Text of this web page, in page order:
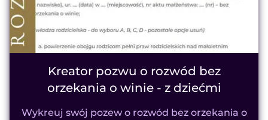
Kreator pozwu o rozwód bez
orzekania o winie - z dziećmi
Wykreuj swój pozew o rozwód bez orzekania o